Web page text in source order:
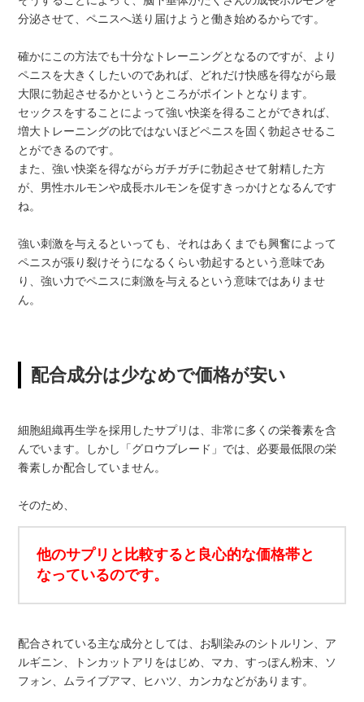
分泌させて、ペニスへ送り届けようと働き始めるからです。
確かにこの方法でも十分なトレーニングとなるのですが、より
ペニスを大きくしたいのであれば、どれだけ快感を得ながら最
大限に勃起させるかというところがポイントとなります。
セックスをすることによって強い快楽を得ることができれば、
増大トレーニングの比ではないほどペニスを固く勃起させるこ
とができるのです。
また、強い快楽を得ながらガチガチに勃起させて射精した方
が、男性ホルモンや成長ホルモンを促すきっかけとなるんです
ね。
強い刺激を与えるといっても、それはあくまでも興奮によって
ペニスが張り裂けそうになるくらい勃起するという意味であ
り、強い力でペニスに刺激を与えるという意味ではありませ
ん。
配合成分は少なめで価格が安い
細胞組織再生学を採用したサプリは、非常に多くの栄養素を含
んでいます。しかし「グロウブレード」では、必要最低限の栄
養素しか配合していません。
そのため、
他のサプリと比較すると良心的な価格帯と
なっているのです。
配合されている主な成分としては、お馴染みのシトルリン、ア
ルギニン、トンカットアリをはじめ、マカ、すっぽん粉末、ソ
フォン、ムライブアマ、ヒハツ、カンカなどがあります。